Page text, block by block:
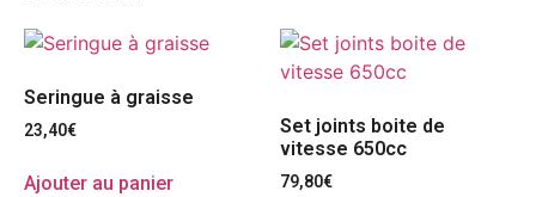
Seringue à graisse
23,40€
Ajouter au panier
Set joints boite de
vitesse 650cc
79,80€